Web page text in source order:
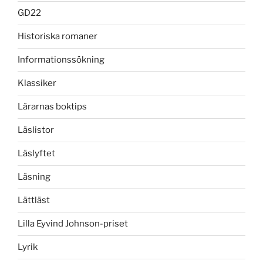
GD22
Historiska romaner
Informationssökning
Klassiker
Lärarnas boktips
Läslistor
Läslyftet
Läsning
Lättläst
Lilla Eyvind Johnson-priset
Lyrik